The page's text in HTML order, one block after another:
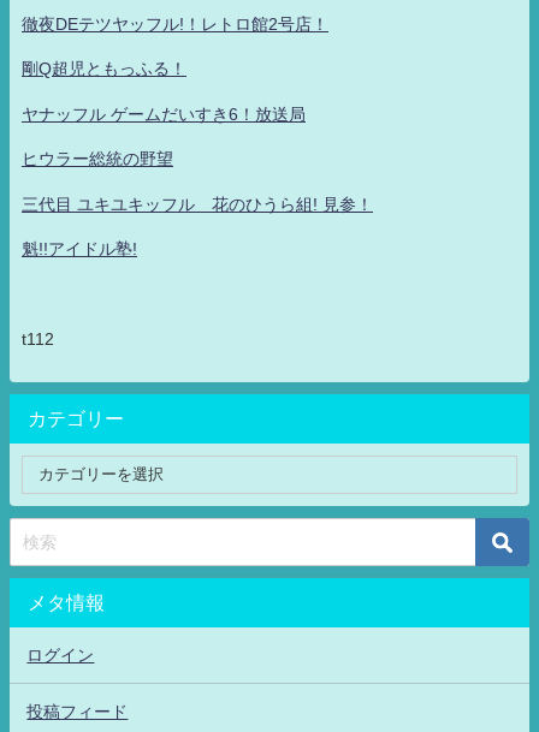
徹夜DEテツヤッフル!！レトロ館2号店！
剛Q超児ともっふる！
ヤナッフル ゲームだいすき6！放送局
ヒウラー総統の野望
三代目 ユキユキッフル 花のひうら組! 見参！
魁!!アイドル塾!
t112
カテゴリー
メタ情報
ログイン
投稿フィード